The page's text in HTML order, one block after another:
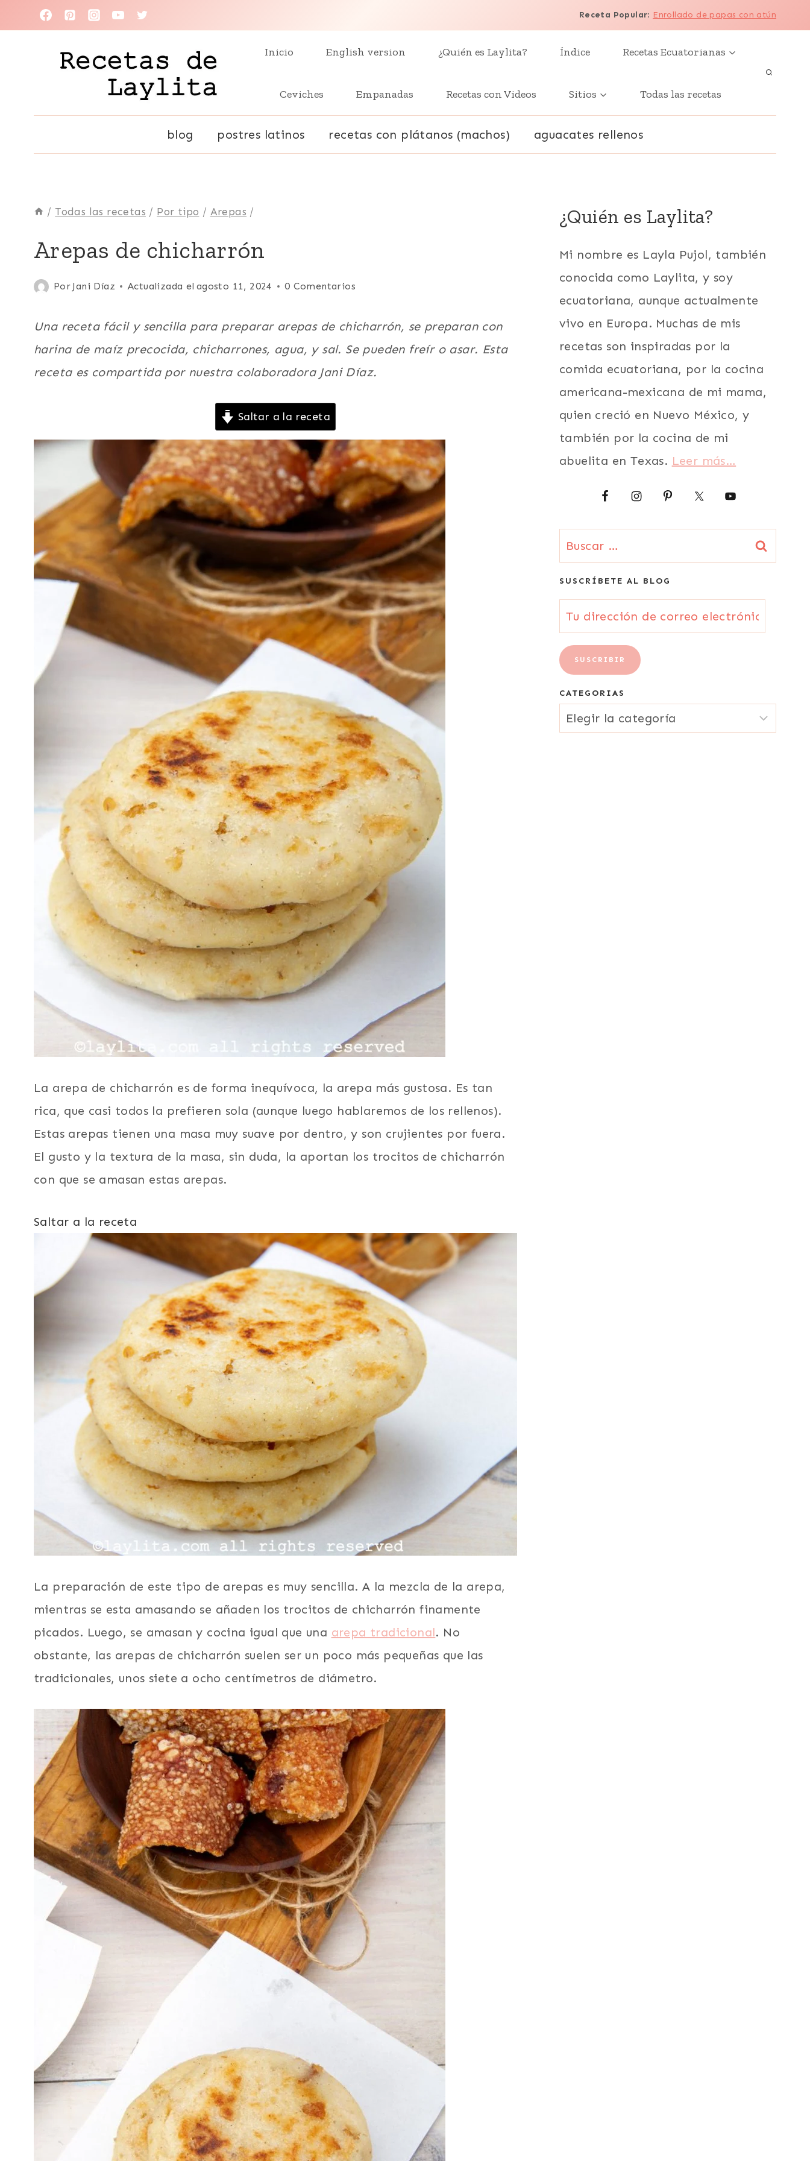
al
Receta Popular: Enrollado de papas con atún
Inicio English version ¿Quién es Laylita? Índice Recetas Ecuatorianas
Ceviches Empanadas Recetas con Videos Sitios Todas las recetas
blog postres latinos recetas con plátanos (machos) aguacates rellenos
/ Todas las recetas / Por tipo / Arepas /
CHANCHO
O
COMIDA
CALLEJERA
COMIDA
Y
LATINO/HISPANO
SUDAMERICA
LAS
RECETAS
|
VENEZUELA
Arepas de chicharrón
Por Jani Díaz
Publicada
marzo 6, 2021
Actualizada el agosto 11, 2024 0 Comentarios
Una receta fácil y sencilla para preparar arepas de chicharrón, se preparan con
harina de maíz precocida, chicharrones, agua, y sal. Se pueden freír o asar. Esta
receta es compartida por nuestra colaboradora Jani Díaz.
Saltar a la receta
La arepa de chicharrón es de forma inequívoca, la arepa más gustosa. Es tan
rica, que casi todos la prefieren sola (aunque luego hablaremos de los rellenos).
Estas arepas tienen una masa muy suave por dentro, y son crujientes por fuera.
El gusto y la textura de la masa, sin duda, la aportan los trocitos de chicharrón
con que se amasan estas arepas.
Saltar a la receta
La preparación de este tipo de arepas es muy sencilla. A la mezcla de la arepa,
mientras se esta amasando se añaden los trocitos de chicharrón finamente
picados. Luego, se amasan y cocina igual que una arepa tradicional. No
obstante, las arepas de chicharrón suelen ser un poco más pequeñas que las
tradicionales, unos siete a ocho centímetros de diámetro.
¿Quién es Laylita?
Mi nombre es Layla Pujol, también
conocida como Laylita, y soy
ecuatoriana, aunque actualmente
vivo en Europa. Muchas de mis
recetas son inspiradas por la
comida ecuatoriana, por la cocina
americana-mexicana de mi mama,
quien creció en Nuevo México, y
también por la cocina de mi
abuelita en Texas. Leer más…
Buscar:
SUSCRÍBETE AL BLOG
Tu
dirección
de
correo
electrónico
{Email}
SUSCRIBIR
CATEGORIAS
CATEGORIAS